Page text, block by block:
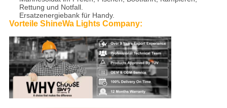
Rettung und Notfall.
Ersatzenergiebank für Handy.
Vorteile ShineWa Lights Company: